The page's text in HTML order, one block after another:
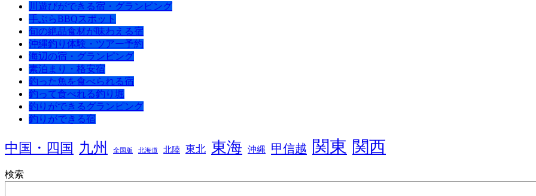
川遊びができる宿・グランピング
手ぶらBBQスポット
旬の絶品食材が味わえる宿
沖縄釣り体験・ツアー予約
海辺の宿・グランピング
素泊まり・格安宿
釣った魚を食べられる宿
釣って食べれる釣り堀
釣りができるグランピング
釣りができる宿
中国・四国 九州 全国版 北海道 北陸 東北 東海 沖縄 甲信越 関東 関西
検索